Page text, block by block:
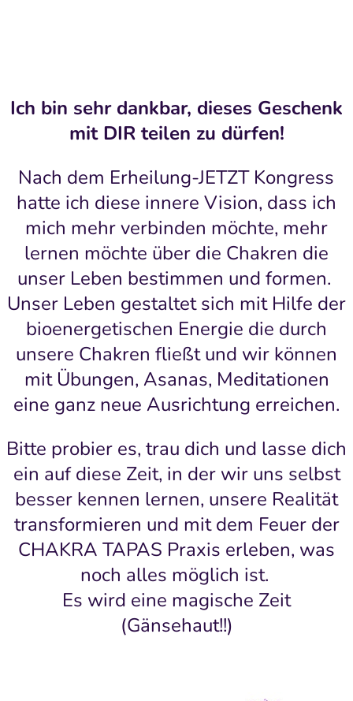
Ich bin sehr dankbar, dieses Geschenk
mit DIR teilen zu dürfen!
Nach dem Erheilung-JETZT Kongress
hatte ich diese innere Vision, dass ich
mich mehr verbinden möchte, mehr
lernen möchte über die Chakren die
unser Leben bestimmen und formen.
Unser Leben gestaltet sich mit Hilfe der
bioenergetischen Energie die durch
unsere Chakren fließt und wir können
mit Übungen, Asanas, Meditationen
eine ganz neue Ausrichtung erreichen.
Bitte probier es, trau dich und lasse dich
ein auf diese Zeit, in der wir uns selbst
besser kennen lernen, unsere Realität
transformieren und mit dem Feuer der
CHAKRA TAPAS Praxis erleben, was
noch alles möglich ist.
Es wird eine magische Zeit
(Gänsehaut!!)